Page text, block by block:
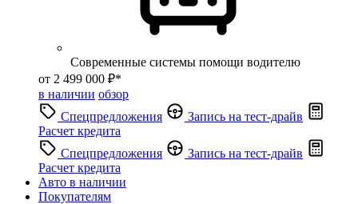
Современные системы помощи водителю
от 2 499 000 ₽*
в наличии обзор
Спецпредложения
Запись на тест-драйв
Расчет кредита
Спецпредложения
Запись на тест-драйв
Расчет кредита
Авто в наличии
Покупателям